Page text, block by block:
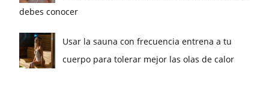
debes conocer
Usar la sauna con frecuencia entrena a tu
cuerpo para tolerar mejor las olas de calor